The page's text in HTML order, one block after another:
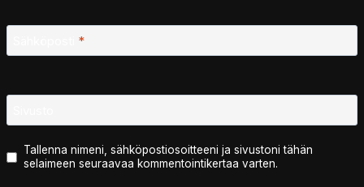
*
Tallenna nimeni, sähköpostiosoitteeni ja sivustoni tähän
selaimeen seuraavaa kommentointikertaa varten.